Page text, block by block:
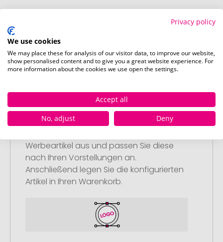
So einfach bestellen Sie Ihre Werbeartikel bei
Schritt 1:
Artikelkonfiguration
Werbeartikel aus und passen Sie diese
nach Ihren Vorstellungen an.
Anschließend legen Sie die konfigurierten
Artikel in Ihren Warenkorb.
Privacy policy
We use cookies
We may place these for analysis of our visitor data, to improve our website,
show personalised content and to give you a great website experience. For
more information about the cookies we use open the settings.
Accept all
No, adjust
Deny